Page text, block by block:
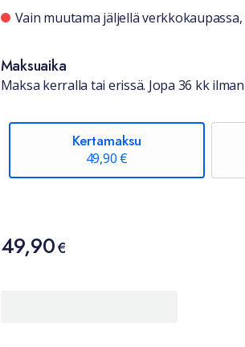
Saatavuustiedot
Vain muutama jäljellä
Maksuaika
Maksa kerralla tai erissä. Jopa 36 kk
Kertamaksu
49,90 €
Hinta
49,90 €
49,90€